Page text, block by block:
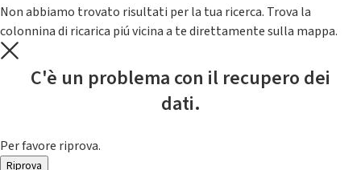
Non abbiamo trovato risultati per la tua ricerca. Trova la
colonnina di ricarica piú vicina a te direttamente sulla mappa.
C'è un problema con il recupero dei
dati.
Per favore riprova.
Riprova